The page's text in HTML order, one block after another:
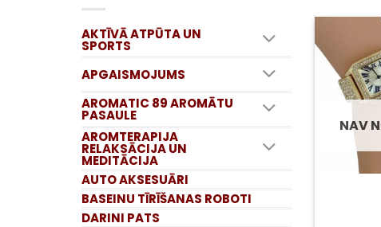
AKTĪVĀ ATPŪTA UN
SPORTS
APGAISMOJUMS
AROMATIC 89 AROMĀTU
PASAULE
AROMTERAPIJA
RELAKSĀCIJA UN
MEDITĀCIJA
AUTO AKSESUĀRI
BASEINU TĪRĪŠANAS ROBOTI
DARINI PATS
NAV